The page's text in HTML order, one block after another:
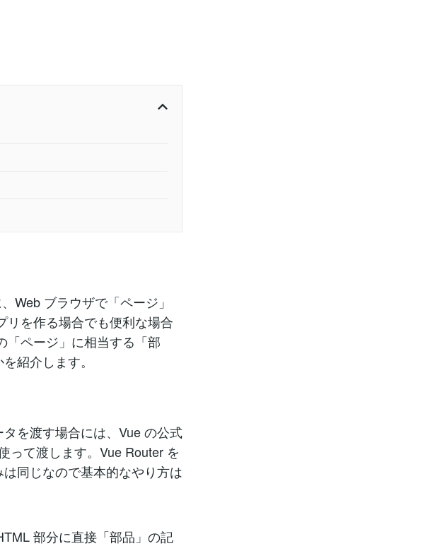
Web ブラウザで「ページ」
リを作る場合でも便利な場合
「ページ」に相当する「部
紹介します。
を渡す場合には、Vue の公式
って渡します。Vue Router を
同じなので基本的なやり方は
部分に直接「部品」の記